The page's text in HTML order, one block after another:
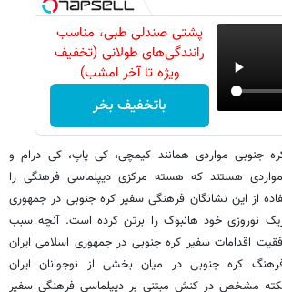
پشتی صندلی طبی، مناسب
رانندگی‌های طولانی (تخفیف
ویژه تا آخر امشب)
باتخفیف بخر
جنوبی مواردی همانند کیمچی، کی پاپ، کی درام و
مواردی هستند که هسته مرکزی دیپلماسی فرهنگی را
از این نشانگان فرهنگی سفیر کره جنوبی در جمهوری
نوروزی خود هانبوک را برتن کرده است. آنچه سبب
اقدامات سفیر کره جنوبی در جمهوری اسلامی ایران
کره جنوبی در میان بخشی از نوجوانان ایران
نکته مشخص در کنش مبتنی بر دیپلماسی فرهنگی سفیر